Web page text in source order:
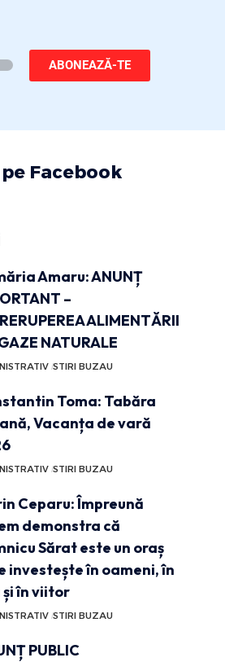
ABONEAZĂ-TE
Facebook
Amaru: ANUNȚ
–
ALIMENTĂRII
NATURALE
STIRI BUZAU
Toma: Tabăra
Vacanța de vară
STIRI BUZAU
Ceparu: Împreună
demonstra că
Sărat este un oraș
investește în oameni, în
și în viitor
STIRI BUZAU
PUBLIC